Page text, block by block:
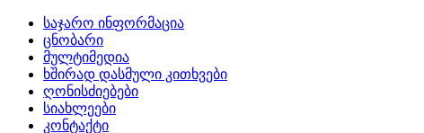
საჯარო ინფორმაცია
ცნობარი
მულტიმედია
ხშირად დასმული კითხვები
ღონისძიებები
სიახლეები
კონტაქტი